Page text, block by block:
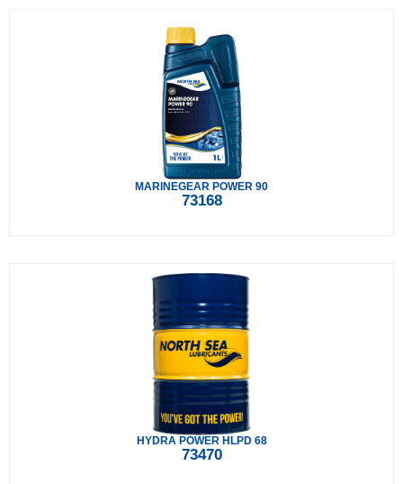
MARINEGEAR POWER 90
73168
HYDRA POWER HLPD 68
73470